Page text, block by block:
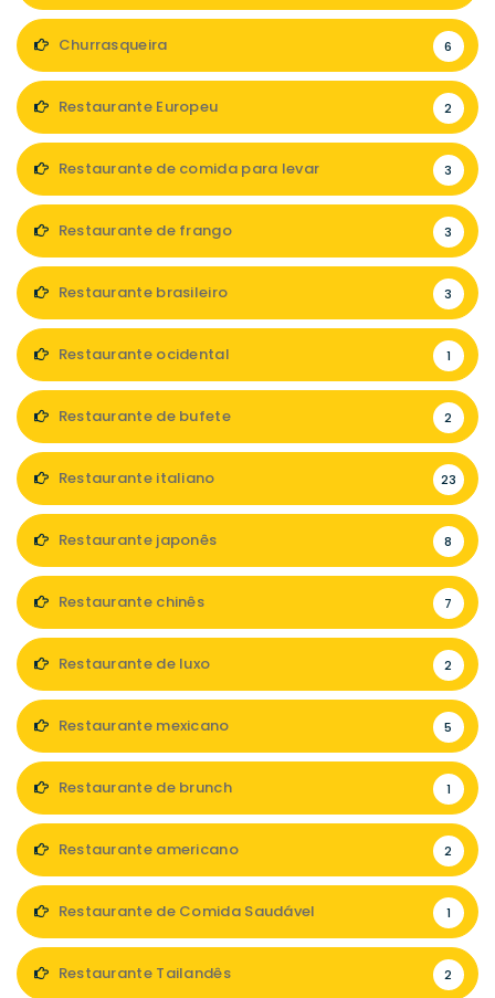
Churrasqueira 6
Restaurante Europeu 2
Restaurante de comida para levar 3
Restaurante de frango 3
Restaurante brasileiro 3
Restaurante ocidental 1
Restaurante de bufete 2
Restaurante italiano 23
Restaurante japonês 8
Restaurante chinês 7
Restaurante de luxo 2
Restaurante mexicano 5
Restaurante de brunch 1
Restaurante americano 2
Restaurante de Comida Saudável 1
Restaurante Tailandês 2